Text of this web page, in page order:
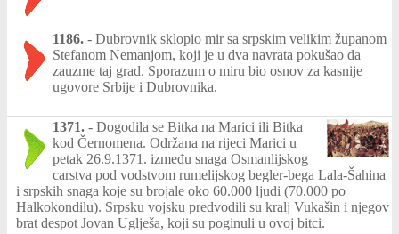
1186. - Dubrovnik sklopio mir sa srpskim velikim županom
Stefanom Nemanjom, koji je u dva navrata pokušao da
zauzme taj grad. Sporazum o miru bio osnov za kasnije
ugovore Srbije i Dubrovnika.
1371. - Dogodila se Bitka na Marici ili Bitka
kod Černomena. Održana na rijeci Marici u
petak 26.9.1371. između snaga Osmanlijskog
carstva pod vodstvom rumelijskog begler-bega Lala-Šahina
i srpskih snaga koje su brojale oko 60.000 ljudi (70.000 po
Halkokondilu). Srpsku vojsku predvodili su kralj Vukašin i njegov
brat despot Jovan Uglješa, koji su poginuli u ovoj bitci.